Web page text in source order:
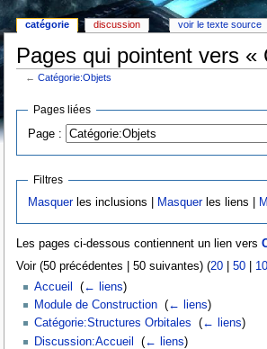
Pages qui pointent vers «
←Catégorie:Objets
Pages liées
Page :
Filtres
Masquerles inclusions | Masquerles liens |
Les pages ci-dessous contiennent un lien vers
Voir (50 précédentes | 50 suivantes) (20| 50|
Accueil
(← liens)
Module de Construction‎ (← liens)
Catégorie:Structures Orbitales
(← liens)
Discussion:Accueil
(← liens)
catégorie discussion voir le texte source